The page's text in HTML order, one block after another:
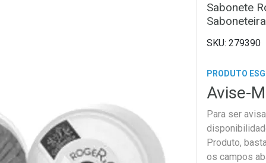
Sabonete
Saboneteira
279390
PRODUTO
Avise-
Para ser
Produto,
os campos